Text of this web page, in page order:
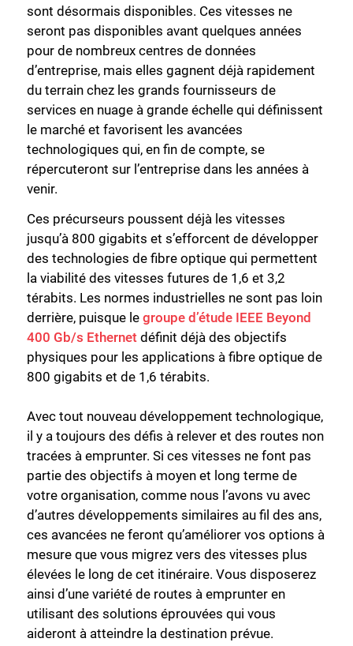
sont désormais disponibles. Ces vitesses ne
seront pas disponibles avant quelques années
pour de nombreux centres de données
d’entreprise, mais elles gagnent déjà rapidement
du terrain chez les grands fournisseurs de
services en nuage à grande échelle qui définissent
le marché et favorisent les avancées
technologiques qui, en fin de compte, se
répercuteront sur l’entreprise dans les années à
venir.
Ces précurseurs poussent déjà les vitesses
jusqu’à 800 gigabits et s’efforcent de développer
des technologies de fibre optique qui permettent
la viabilité des vitesses futures de 1,6 et 3,2
térabits. Les normes industrielles ne sont pas loin
derrière, puisque le groupe d’étude IEEE Beyond
400 Gb/s Ethernet définit déjà des objectifs
physiques pour les applications à fibre optique de
800 gigabits et de 1,6 térabits.
Avec tout nouveau développement technologique,
il y a toujours des défis à relever et des routes non
tracées à emprunter. Si ces vitesses ne font pas
partie des objectifs à moyen et long terme de
votre organisation, comme nous l’avons vu avec
d’autres développements similaires au fil des ans,
ces avancées ne feront qu’améliorer vos options à
mesure que vous migrez vers des vitesses plus
élevées le long de cet itinéraire. Vous disposerez
ainsi d’une variété de routes à emprunter en
utilisant des solutions éprouvées qui vous
aideront à atteindre la destination prévue.